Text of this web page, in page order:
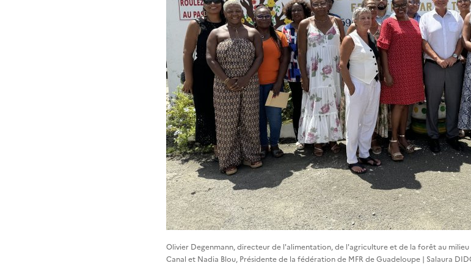
Olivier Degenmann, directeur de l'alimentation, de l'agriculture et de la forêt au
Canal et Nadia Blou, Présidente de la fédération de MFR de Guadeloupe | Salaura